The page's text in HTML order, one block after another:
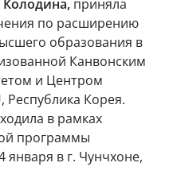
Колодина, приняла
по расширению
образования в
Канвонским
и Центром
Республика Корея.
в рамках
программы
января в г. Чунчхоне,